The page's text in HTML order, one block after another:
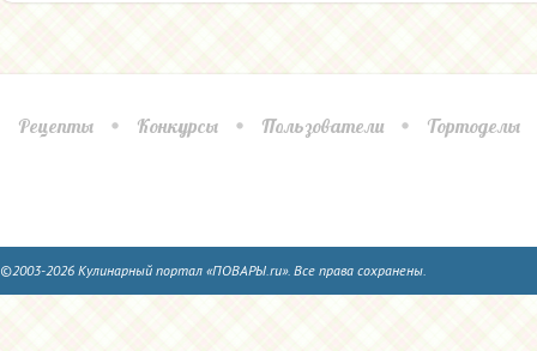
Рецепты Конкурсы Пользователи Тортоделы
©2003-2026 Кулинарный портал «ПОВАРЫ.ru». Все права сохранены.